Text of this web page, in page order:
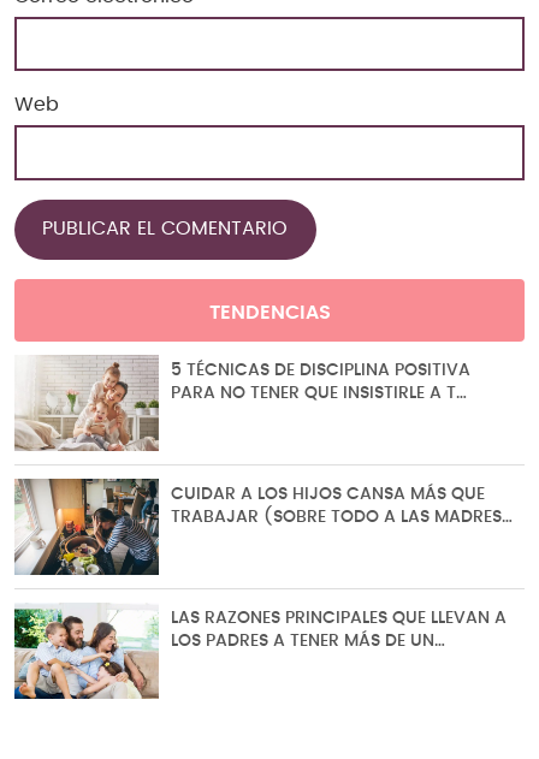
Web
TENDENCIAS
5 TÉCNICAS DE DISCIPLINA POSITIVA
PARA NO TENER QUE INSISTIRLE A T…
CUIDAR A LOS HIJOS CANSA MÁS QUE
TRABAJAR (SOBRE TODO A LAS MADRES…
LAS RAZONES PRINCIPALES QUE LLEVAN A
LOS PADRES A TENER MÁS DE UN…